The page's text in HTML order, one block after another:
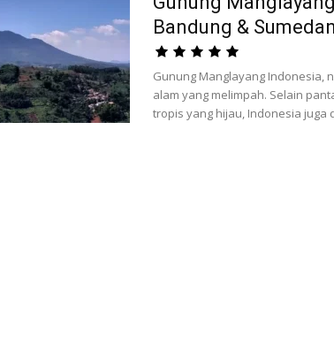
Bandung &
Gunung Manglayang Indonesia,
alam yang melimpah. Selain
tropis yang hijau, Indonesia juga